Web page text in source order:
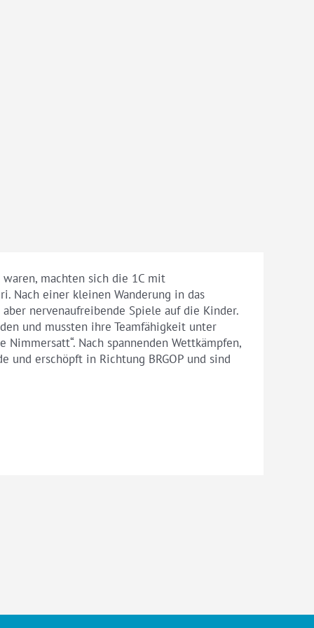
machten sich die 1C mit
Nach einer kleinen Wanderung in das
nervenaufreibende Spiele auf die Kinder.
und mussten ihre Teamfähigkeit unter
Nach spannenden Wettkämpfen,
erschöpft in Richtung BRGOP und sind